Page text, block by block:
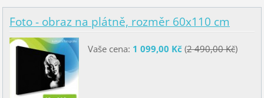
Foto - obraz na plátně, rozměr 60x110 cm
Vaše cena: 1 099,00 Kč(2 490,00 Kč)